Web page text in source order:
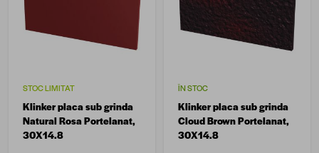
STOC LIMITAT
Klinker placa sub grinda
Natural Rosa Portelanat,
30X14.8
ÎN STOC
Klinker placa sub grinda
Cloud Brown Portelanat,
30X14.8